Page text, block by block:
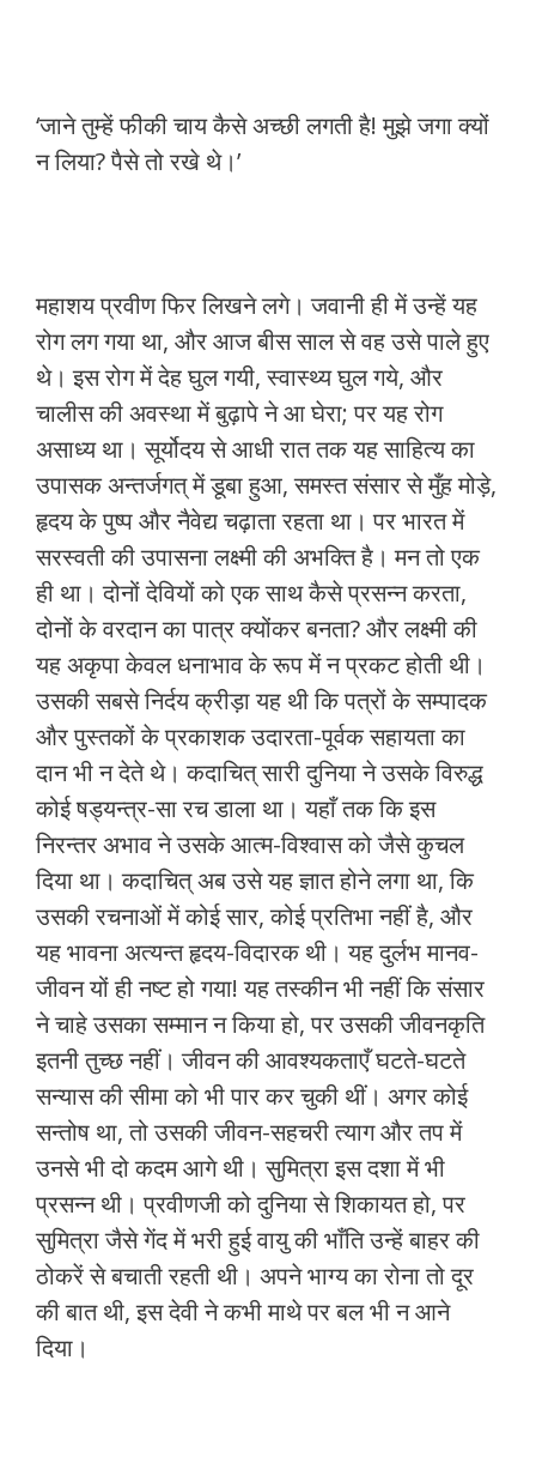
‘जाने तुम्हें फीकी चाय कैसे अच्छी लगती है! मुझे जगा क्यों
न लिया? पैसे तो रखे थे।’
महाशय प्रवीण फिर लिखने लगे। जवानी ही में उन्हें यह
रोग लग गया था, और आज बीस साल से वह उसे पाले हुए
थे। इस रोग में देह घुल गयी, स्वास्थ्य घुल गये, और
चालीस की अवस्था में बुढ़ापे ने आ घेरा; पर यह रोग
असाध्य था। सूर्योदय से आधी रात तक यह साहित्य का
उपासक अन्तर्जगत् में डूबा हुआ, समस्त संसार से मुँह मोड़े,
हृदय के पुष्प और नैवेद्य चढ़ाता रहता था। पर भारत में
सरस्वती की उपासना लक्ष्मी की अभक्ति है। मन तो एक
ही था। दोनों देवियों को एक साथ कैसे प्रसन्न करता,
दोनों के वरदान का पात्र क्योंकर बनता? और लक्ष्मी की
यह अकृपा केवल धनाभाव के रूप में न प्रकट होती थी।
उसकी सबसे निर्दय क्रीड़ा यह थी कि पत्रों के सम्पादक
और पुस्तकों के प्रकाशक उदारता-पूर्वक सहायता का
दान भी न देते थे। कदाचित् सारी दुनिया ने उसके विरुद्ध
कोई षड्यन्त्र-सा रच डाला था। यहाँ तक कि इस
निरन्तर अभाव ने उसके आत्म-विश्वास को जैसे कुचल
दिया था। कदाचित् अब उसे यह ज्ञात होने लगा था, कि
उसकी रचनाओं में कोई सार, कोई प्रतिभा नहीं है, और
यह भावना अत्यन्त हृदय-विदारक थी। यह दुर्लभ मानव-
जीवन यों ही नष्ट हो गया! यह तस्कीन भी नहीं कि संसार
ने चाहे उसका सम्मान न किया हो, पर उसकी जीवनकृति
इतनी तुच्छ नहीं। जीवन की आवश्यकताएँ घटते-घटते
सन्यास की सीमा को भी पार कर चुकी थीं। अगर कोई
सन्तोष था, तो उसकी जीवन-सहचरी त्याग और तप में
उनसे भी दो कदम आगे थी। सुमित्रा इस दशा में भी
प्रसन्न थी। प्रवीणजी को दुनिया से शिकायत हो, पर
सुमित्रा जैसे गेंद में भरी हुई वायु की भाँति उन्हें बाहर की
ठोकरें से बचाती रहती थी। अपने भाग्य का रोना तो दूर
की बात थी, इस देवी ने कभी माथे पर बल भी न आने
दिया।